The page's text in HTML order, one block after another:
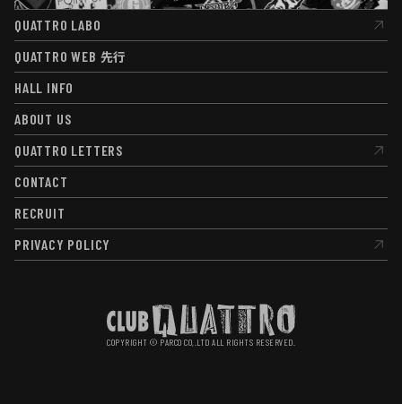
QUATTRO LABO
QUATTRO LABO
QUATTRO WEB 先行
QUATTRO WEB先行
HALL INFO
HALL INFO
ABOUT US
ABOUT US
QUATTRO LETTERS
QUATTRO LETTERS
CONTACT
CONTACT
RECRUIT
RECRUIT
PRIVACY POLICY
PRIVACY POLICY
COPYRIGHT © PARCO CO,.LTD ALL RIGHTS RESERVED.